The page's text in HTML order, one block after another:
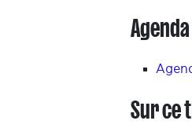
Sur ce